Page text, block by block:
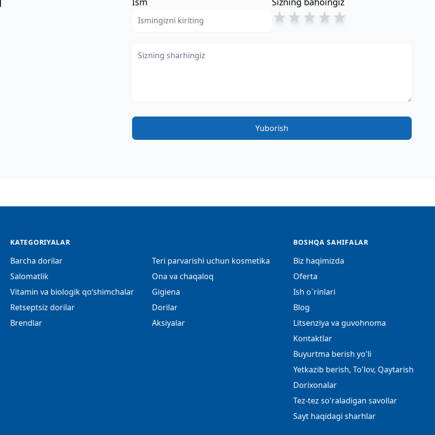
★★★★★
Yuborish
KATEGORIYALAR
Barcha dorilar
Salomatlik
Vitamin va biologik qo‘shimchalar
Retseptsiz dorilar
Brendlar
Teri parvarishi uchun kosmetika
Ona va chaqaloq
Gigiena
Dorilar
Aksiyalar
BOSHQA SAHIFALAR
Biz haqimizda
Oferta
Ish o`rinlari
Blog
Litsenziya va guvohnoma
Kontaktlar
Buyurtma berish yo'li
Yetkazib berish, To'lov, Qaytarish
Dorixonalar
Tez-tez so'raladigan savollar
Sayt haqidagi sharhlar